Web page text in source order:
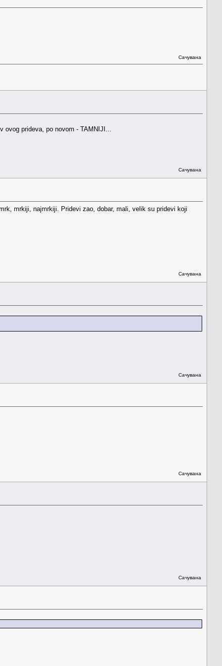
Сачувана
prideva, po novom - TAMNIJI...
Сачувана
mrkiji, najmrkiji. Pridevi zao, dobar, mali, velik su pridevi koji
Сачувана
Сачувана
Сачувана
Сачувана